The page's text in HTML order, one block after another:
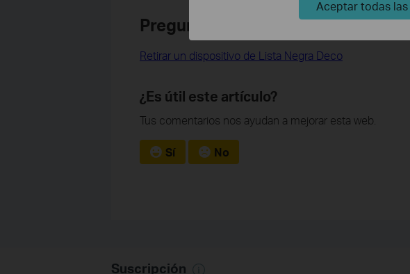
Preguntas Frecuentes
Retirar un dispositivo de Lista Negra Deco
¿Es útil este artículo?
Tus comentarios nos ayudan a mejorar esta web.
Sí No
Suscripción
Aceptar todas las